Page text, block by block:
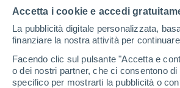
Accetta i cookie e accedi
La pubblicità digitale personalizzata,
finanziare la nostra attività per
Facendo clic sul pulsante "Accetta e
o dei nostri partner, che ci consentono
specifico per mostrarti la pubblicità o
Home Brasile Stato di Rio
Il tempo in
Janeiro